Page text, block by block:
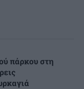
πάρκου στη